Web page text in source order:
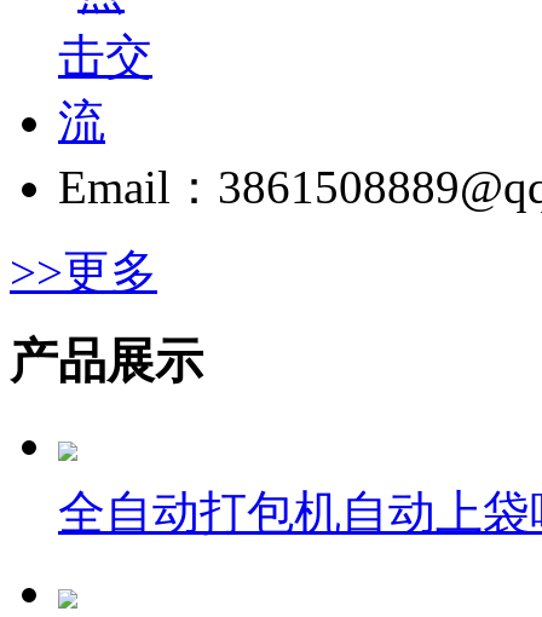
Email：
>>更多
产品展示
全自动打包机自动上袋